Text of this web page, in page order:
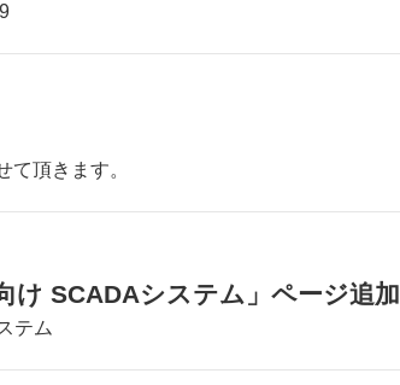
頂きます。
け SCADAシステム」ページ追加
テム